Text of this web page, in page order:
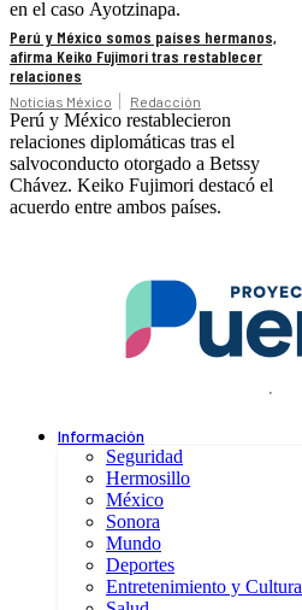
en el caso Ayotzinapa.
Perú y México somos países hermanos,
afirma Keiko Fujimori tras restablecer
relaciones
Noticias México Redacción
Perú y México restablecieron
relaciones diplomáticas tras el
salvoconducto otorgado a Betssy
Chávez. Keiko Fujimori destacó el
acuerdo entre ambos países.
.
Información
Seguridad
Hermosillo
México
Sonora
Mundo
Deportes
Entretenimiento y Cultura